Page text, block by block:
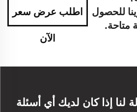
للحصول
متاحة.
اطلب عرض سعر
الآن
إذا كان لديك أي أسئلة